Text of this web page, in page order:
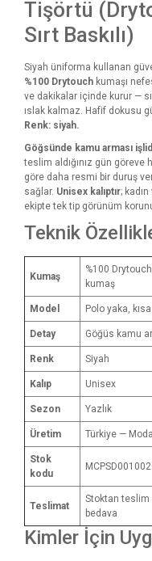
Tişörtü
Sırt Baskılı)
Siyah üniforma kullanan
%100 Drytouch kumaşı
ve dakikalar içinde kurur —
ıslak kalmaz. Hafif dokusu
Renk: siyah.
Göğsünde kamu arması
teslim aldığınız gün göreve
göre daha resmi bir duruş
sağlar. Unisex kalıptır;
ekipte tek tip görünüm
Teknik
Kumaş
%100
kumaş
Model Polo yaka,
Detay Göğüs kamu
Renk Siyah
Kalıp Unisex
Sezon Yazlık
Üretim Türkiye —
Stok
kodu
MCPSD001002
Teslimat
Stoktan teslim
bedava
Kimler İçin